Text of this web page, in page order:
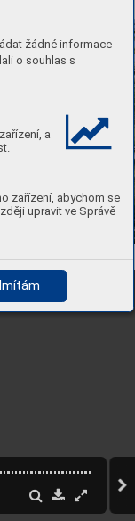
žádné informace
o souhlas s
a
zařízení, abychom se
upravit ve Správě